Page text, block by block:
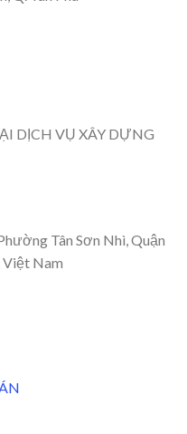
DỊCH VỤ XÂY DỰNG
Tân Sơn Nhì, Quận
Việt Nam